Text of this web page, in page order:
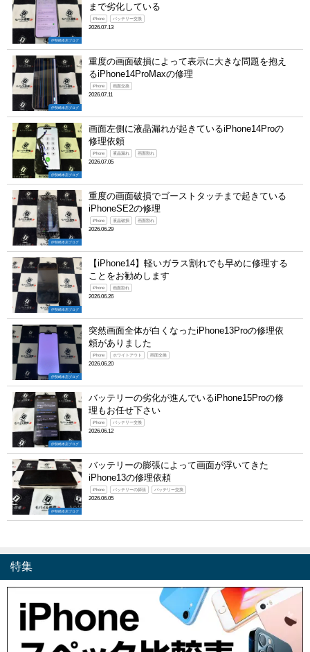
伊勢崎本店ブログ
まで劣化している
iPhone バッテリー交換
2026.07.13
伊勢崎本店ブログ
重度の画面破損によって表示に大きな問題を抱え
るiPhone14ProMaxの修理
iPhone 画面交換
2026.07.11
伊勢崎本店ブログ
画面左側に液晶漏れが起きているiPhone14Proの
修理依頼
iPhone 液晶漏れ 画面割れ
2026.07.05
伊勢崎本店ブログ
重度の画面破損でゴーストタッチまで起きている
iPhoneSE2の修理
iPhone 液晶破損 画面割れ
2026.06.29
伊勢崎本店ブログ
【iPhone14】軽いガラス割れでも早めに修理する
ことをお勧めします
iPhone 画面割れ
2026.06.26
伊勢崎本店ブログ
突然画面全体が白くなったiPhone13Proの修理依
頼がありました
iPhone ホワイトアウト 画面交換
2026.06.20
伊勢崎本店ブログ
バッテリーの劣化が進んでいるiPhone15Proの修
理もお任せ下さい
iPhone バッテリー交換
2026.06.12
伊勢崎本店ブログ
バッテリーの膨張によって画面が浮いてきた
iPhone13の修理依頼
iPhone バッテリーの膨張 バッテリー交換
2026.06.05
特集